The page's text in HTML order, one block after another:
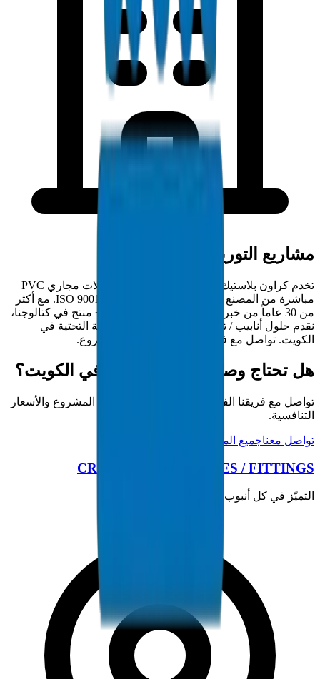
مشاريع التوريد في الكويت
تخدم كراون بلاستيك مقاولي الكويت بتوريد وصلات مجاري PVC
مباشرة من المصنع من منشأتنا المعتمدة ISO 9001:2015. مع أكثر
من 30 عاماً من خبرة التصنيع في الخليج و5000+ منتج في كتالوجنا،
نقدم حلول أنابيب / تجهيزات كاملة لمشاريع البنية التحتية في
الكويت. تواصل مع فريقنا الفني لمتطلبات المشروع.
هل تحتاج وصلات مجاري PVC في الكويت؟
تواصل مع فريقنا الفني للحصول على مواصفات المشروع والأسعار
التنافسية.
تواصل معناجميع المنتجات
CROWN PLASTIC PIPES / FITTINGS
التميّز في كل أنبوب